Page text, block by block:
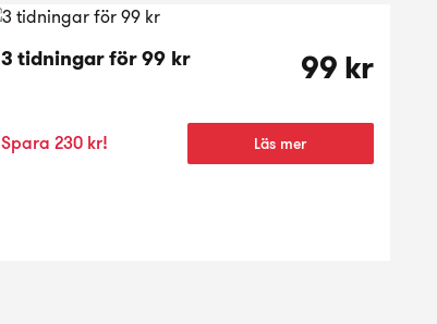
3 tidningar för 99 kr 99 kr
Spara 230 kr! Läs mer